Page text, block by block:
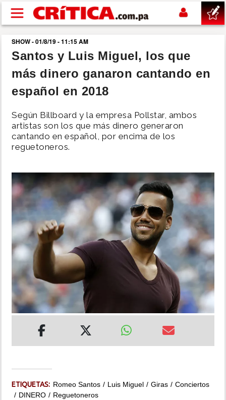
Pasar al contenido principal
buscar
SUCESOS
POLÍTICA
DEPORTES
INSÓLITAS
MULTIMEDIA
IMPRESO
SHOW - 01/8/19 - 11:15 AM
Santos y Luis Miguel, los que
más dinero ganaron cantando en
español en 2018
Según Billboard y la empresa Pollstar, ambos
artistas son los que más dinero generaron
cantando en español, por encima de los
reguetoneros.
ETIQUETAS: Romeo Santos Luis Miguel Giras
Conciertos
DINERO
Reguetoneros